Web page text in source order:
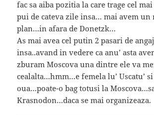
fac sa aiba pozitia la care trage cel
pui de cateva zile insa… mai avem un
plan…in afara de Donetzk…
As mai avea cel putin 2 pasari de
insa..avand in vedere ca anu’ asta
zburam Moscova una dintre ele va
cealalta…hmm…e femela lu’ Uscatu’
oua…poate-o bag totusi la
Krasnodon…daca se mai organizeaza.